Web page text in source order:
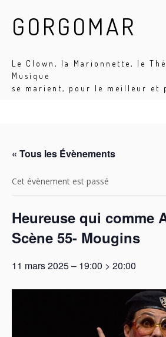
content
GORGOMAR
Le Clown, la Marionnette, le
Musique
se marient, pour le meilleur et
« Tous les Évènements
Cet évènement est passé
Heureuse qui comme
Scène 55- Mougins
11 mars 2025 – 19:00 > 20:00